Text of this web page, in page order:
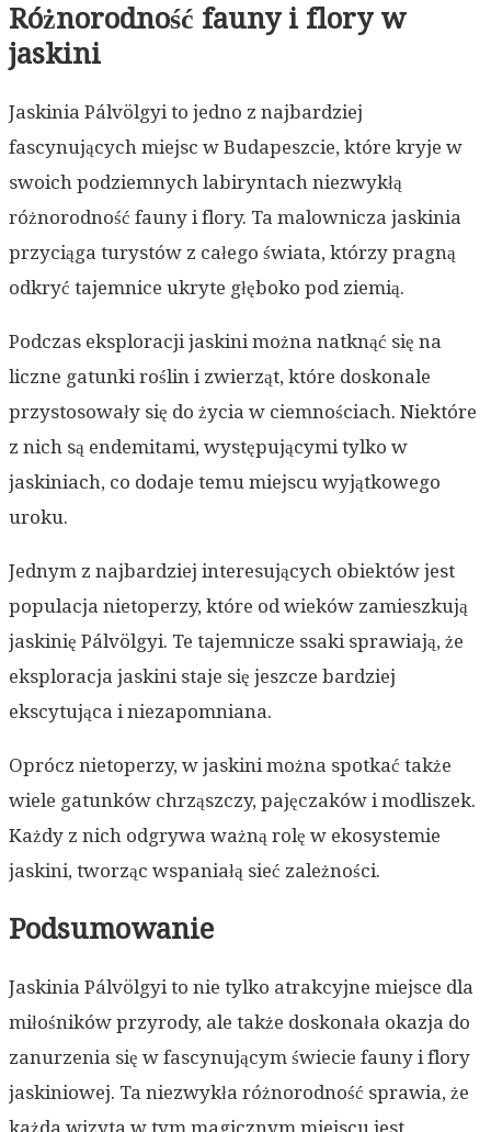
Różnorodność fauny i flory w
jaskini
Jaskinia Pálvölgyi to jedno z najbardziej
fascynujących miejsc w Budapeszcie, które kryje w
swoich podziemnych labiryntach niezwykłą
różnorodność fauny i flory. Ta malownicza jaskinia
przyciąga turystów z całego świata, którzy pragną
odkryć tajemnice ukryte głęboko pod ziemią.
Podczas eksploracji jaskini można natknąć się na
liczne gatunki roślin i zwierząt, które doskonale
przystosowały się do życia w ciemnościach. Niektóre
z nich są endemitami, występującymi tylko w
jaskiniach, co dodaje temu miejscu wyjątkowego
uroku.
Jednym z najbardziej interesujących obiektów jest
populacja nietoperzy, które od wieków zamieszkują
jaskinię Pálvölgyi. Te tajemnicze ssaki sprawiają, że
eksploracja jaskini staje się jeszcze bardziej
ekscytująca i niezapomniana.
Oprócz nietoperzy, w jaskini można spotkać także
wiele gatunków chrząszczy, pajęczaków i modliszek.
Każdy z nich odgrywa ważną rolę w ekosystemie
jaskini, tworząc wspaniałą sieć zależności.
Podsumowanie
Jaskinia Pálvölgyi to nie tylko atrakcyjne miejsce dla
miłośników przyrody, ale także doskonała okazja do
zanurzenia się w fascynującym świecie fauny i flory
jaskiniowej. Ta niezwykła różnorodność sprawia, że